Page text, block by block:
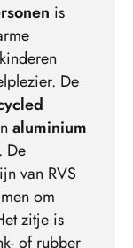
is
De
aluminium
De
van RVS
om
zitje is
of rubber